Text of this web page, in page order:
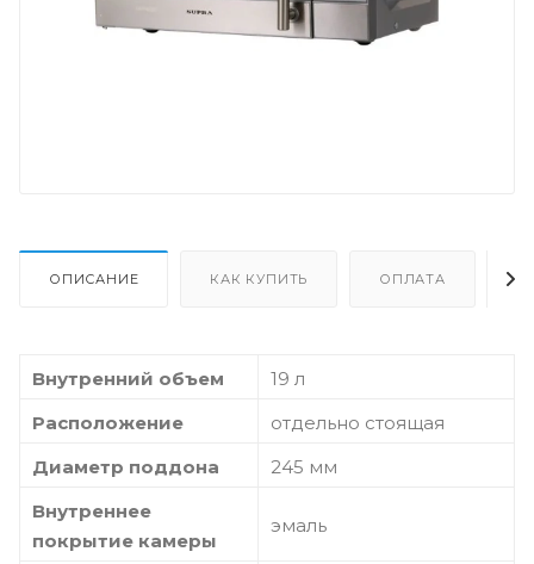
ОПИСАНИЕ КАК КУПИТЬ ОПЛАТА
Внутренний объем
19 л
Расположение
отдельно стоящая
Диаметр поддона
245 мм
Внутреннее
покрытие камеры
эмаль